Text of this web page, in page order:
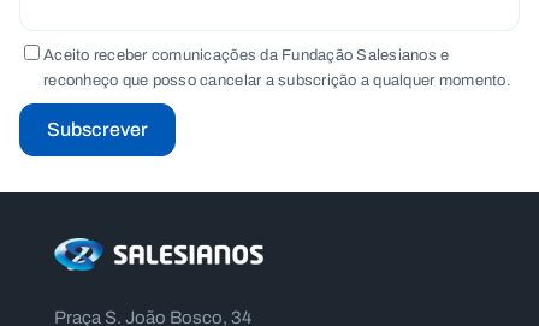
Aceito receber comunicações da Fundação Salesianos e
reconheço que posso cancelar a subscrição a qualquer momento.
Subscrever
Praça S. João Bosco, 34